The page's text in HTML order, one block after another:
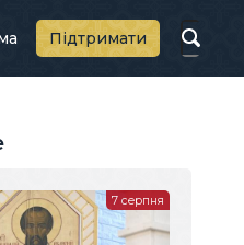
Підтримати
7 серпня